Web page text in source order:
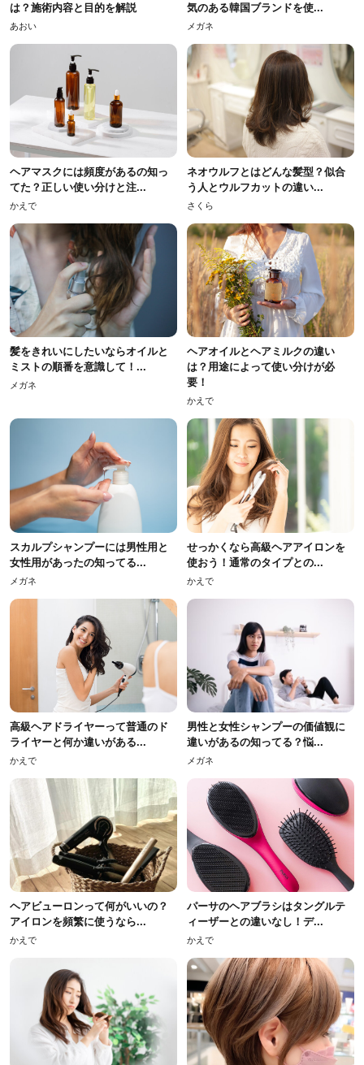
は？施術内容と目的を解説
あおい
気のある韓国ブランドを使...
メガネ
ヘアマスクには頻度があるの知っ
てた？正しい使い分けと注...
かえで
ネオウルフとはどんな髪型？似合
う人とウルフカットの違い...
さくら
髪をきれいにしたいならオイルと
ミストの順番を意識して！...
メガネ
ヘアオイルとヘアミルクの違い
は？用途によって使い分けが必
要！
かえで
スカルプシャンプーには男性用と
女性用があったの知ってる...
メガネ
せっかくなら高級ヘアアイロンを
使おう！通常のタイプとの...
かえで
高級ヘアドライヤーって普通のド
ライヤーと何か違いがある...
かえで
男性と女性シャンプーの価値観に
違いがあるの知ってる？悩...
メガネ
ヘアビューロンって何がいいの？
アイロンを頻繁に使うなら...
かえで
パーサのヘアブラシはタングルテ
ィーザーとの違いなし！デ...
かえで